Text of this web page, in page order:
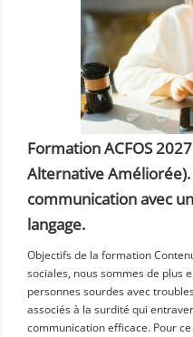
Formation ACFOS
Alternative
communication avec
langage.
Objectifs de la formation
sociales, nous sommes de plus
personnes sourdes avec
associés à la surdité qui
communication efficace. Pour